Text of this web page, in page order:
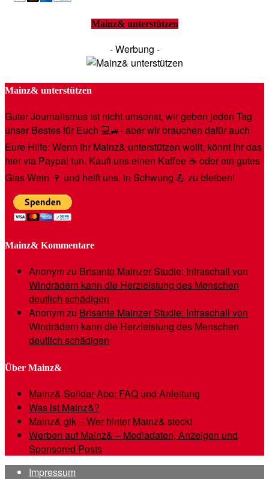
Mainz& unterstützen
- Werbung -
Mainz& unterstützen
Guter Journalismus ist nicht umsonst, wir geben jeden Tag
unser Bestes für Euch 💻🚙- aber wir brauchen dafür auch
Eure Hilfe: Wenn Ihr Mainz& unterstützen wollt, könnt Ihr das
hier via Paypal tun. Kauft uns einen Kaffee ☕️ oder ein gutes
Glas Wein 🍷 und helft uns, in Schwung 💪 zu bleiben!
Mainz& Kommentare
Anonymzu Brisante Mainzer Studie: Infraschall von
Windrädern kann die Herzleistung des Menschen
deutlich schädigen
Anonymzu Brisante Mainzer Studie: Infraschall von
Windrädern kann die Herzleistung des Menschen
deutlich schädigen
Über Mainz&
Mainz& Solidar-Abo: FAQ und Anleitung
Was ist Mainz&?
Mainz& gik – Wer hinter Mainz& steckt
Werben auf Mainz& – Mediadaten, Anzeigen und
Sponsored Posts
Impressum